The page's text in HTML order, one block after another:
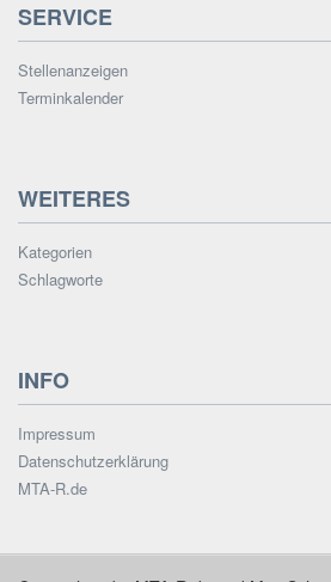
SERVICE
Stellenanzeigen
Terminkalender
WEITERES
Kategorien
Schlagworte
INFO
Impressum
Datenschutzerklärung
MTA-R.de